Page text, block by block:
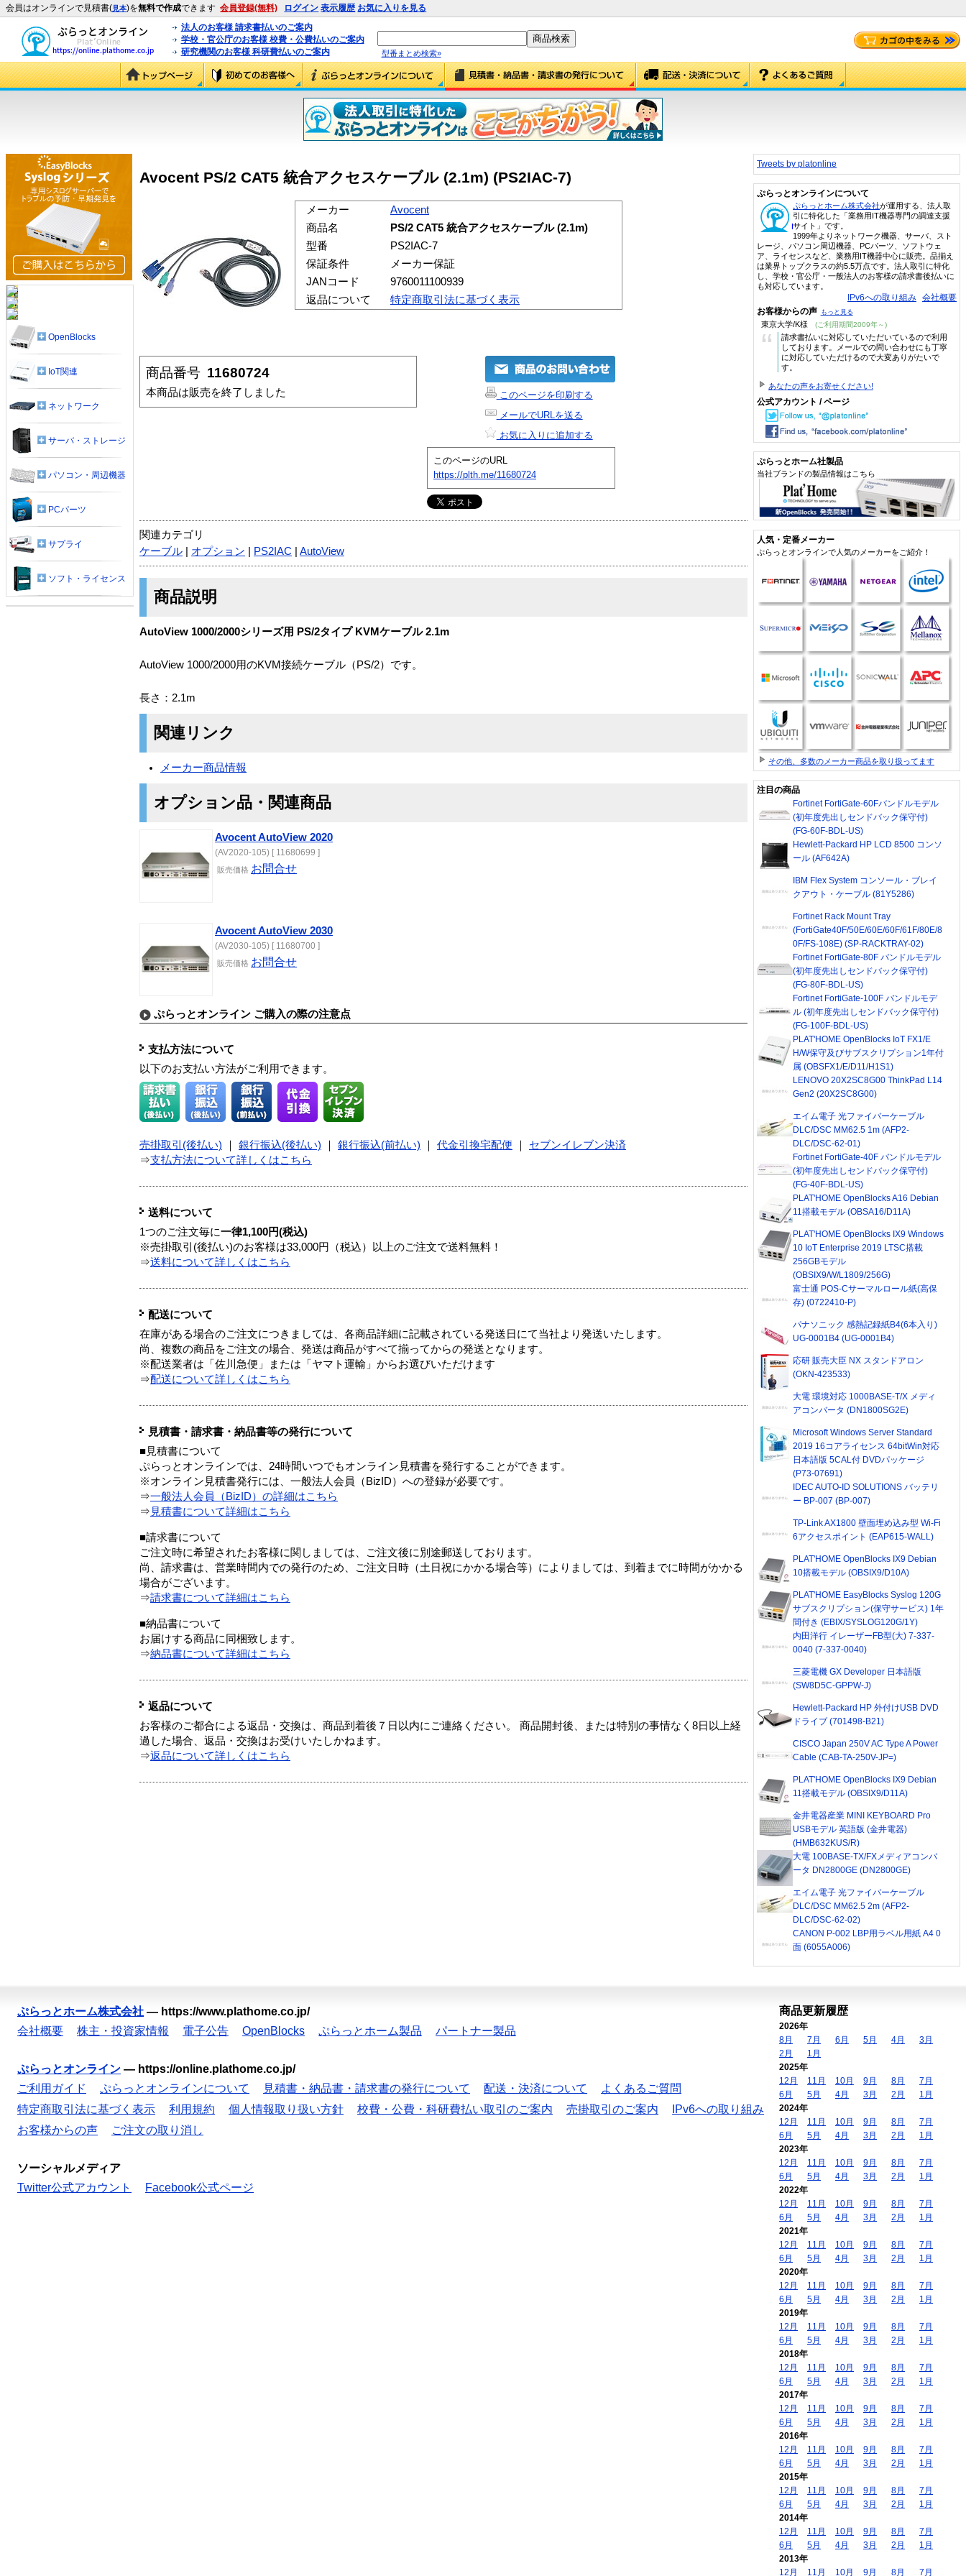
会員はオンラインで見積書(見本)を無料で作成できます 会員登録(無料) ログイン 表示履歴 お気に入りを見る
法人のお客様 請求書払いのご案内
学校・官公庁のお客様 校費・公費払いのご案内
研究機関のお客様 科研費払いのご案内
型番まとめ検索»
Avocent PS/2 CAT5 統合アクセスケーブル (2.1m) (PS2IAC-7)
メーカー
Avocent
商品名
PS/2 CAT5 統合アクセスケーブル (2.1m)
型番
PS2IAC-7
保証条件
メーカー保証
JANコード
9760011100939
返品について
特定商取引法に基づく表示
商品番号 11680724
本商品は販売を終了しました
このページを印刷する
メールでURLを送る
お気に入りに追加する
このページのURL
https://plth.me/11680724
関連カテゴリ
ケーブル
オプション PS2IAC AutoView
商品説明
AutoView 1000/2000シリーズ用 PS/2タイプ KVMケーブル 2.1m
AutoView 1000/2000用のKVM接続ケーブル（PS/2）です。
長さ：2.1m
関連リンク
メーカー商品情報
オプション品・関連商品
Avocent AutoView 2020
(AV2020-105) [ 11680699 ]
販売価格 お問合せ
Avocent AutoView 2030
(AV2030-105) [ 11680700 ]
販売価格 お問合せ
ぷらっとオンライン ご購入の際の注意点
支払方法について
以下のお支払い方法がご利用できます。
売掛取引(後払い) 銀行振込(後払い) 銀行振込(前払い) 代金引換宅配便
セブンイレブン決済
⇒支払方法について詳しくはこちら
送料について
1つのご注文毎に一律1,100円(税込)
※売掛取引(後払い)のお客様は33,000円（税込）以上のご注文で送料無料！
⇒送料について詳しくはこちら
配送について
在庫がある場合のご注文につきましては、各商品詳細に記載されている発送日にて当社より発送いたします。
尚、複数の商品をご注文の場合、発送は商品がすべて揃ってからの発送となります。
※配送業者は「佐川急便」または「ヤマト運輸」からお選びいただけます
⇒配送について詳しくはこちら
見積書・請求書・納品書等の発行について
■見積書について
ぷらっとオンラインでは、24時間いつでもオンライン見積書を発行することができます。
※オンライン見積書発行には、一般法人会員（BizID）への登録が必要です。
⇒一般法人会員（BizID）の詳細はこちら
⇒ 見積書について詳細はこちら
■請求書について
ご注文時に希望されたお客様に関しましては、ご注文後に別途郵送しております。
尚、請求書は、営業時間内での発行のため、ご注文日時（土日祝にかかる場合等）によりましては、到着までに時間がかかる
場合がございます。
⇒請求書について詳細はこちら
■納品書について
お届けする商品に同梱致します。
⇒納品書について詳細はこちら
返品について
お客様のご都合による返品・交換は、商品到着後７日以内にご連絡ください。 商品開封後、または特別の事情なく8日以上経
過した場合、返品・交換はお受けいたしかねます。
⇒返品について詳しくはこちら
OpenBlocks
IoT関連
ネットワーク
サーバ・ストレージ
パソコン・周辺機器
PCパーツ
サプライ
ソフト・ライセンス
Tweets by platonline
ぷらっとオンラインについて
ぷらっとホーム株式会社が運用する、法人取
引に特化した「業務用IT機器専門の調達支援
サイト」です。
1999年よりネットワーク機器、サーバ、スト
レージ、パソコン周辺機器、PCパーツ、ソフトウェ
ア、ライセンスなど、業務用IT機器中心に販売。品揃え
は業界トップクラスの約5.5万点です。法人取引に特化
し、学校・官公庁・一般法人のお客様の請求書後払いに
も対応しています。
IPv6への取り組み 会社概要
お客様からの声 もっと見る
東京大学/K様 (ご利用期間2009年～)
“
請求書払いに対応していただいているので利用
しております。メールでの問い合わせにも丁寧
に対応していただけるので大変ありがたいで
す。
あなたの声をお寄せください!
公式アカウント / ページ
ぷらっとホーム社製品
当社ブランドの製品情報はこちら
人気・定番メーカー
ぷらっとオンラインで人気のメーカーをご紹介！
その他、多数のメーカー商品を取り扱ってます
注目の商品
Fortinet FortiGate-60Fバンドルモデル
(初年度先出しセンドバック保守付)
(FG-60F-BDL-US)
Hewlett-Packard HP LCD 8500 コンソ
ール (AF642A)
IBM Flex System コンソール・ブレイ
クアウト・ケーブル (81Y5286)
Fortinet Rack Mount Tray
(FortiGate40F/50E/60E/60F/61F/80E/8
0F/FS-108E) (SP-RACKTRAY-02)
Fortinet FortiGate-80F バンドルモデル
(初年度先出しセンドバック保守付)
(FG-80F-BDL-US)
Fortinet FortiGate-100F バンドルモデ
ル (初年度先出しセンドバック保守付)
(FG-100F-BDL-US)
PLAT'HOME OpenBlocks IoT FX1/E
H/W保守及びサブスクリプション1年付
属 (OBSFX1/E/D11/H1S1)
LENOVO 20X2SC8G00 ThinkPad L14
Gen2 (20X2SC8G00)
エイム電子 光ファイバーケーブル
DLC/DSC MM62.5 1m (AFP2-
DLC/DSC-62-01)
Fortinet FortiGate-40F バンドルモデル
(初年度先出しセンドバック保守付)
(FG-40F-BDL-US)
PLAT'HOME OpenBlocks A16 Debian
11搭載モデル (OBSA16/D11A)
PLAT'HOME OpenBlocks IX9 Windows
10 IoT Enterprise 2019 LTSC搭載
256GBモデル
(OBSIX9/W/L1809/256G)
富士通 POS-Cサーマルロール紙(高保
存) (0722410-P)
パナソニック 感熱記録紙B4(6本入り)
UG-0001B4 (UG-0001B4)
応研 販売大臣 NX スタンドアロン
(OKN-423533)
大電 環境対応 1000BASE-T/X メディ
アコンバータ (DN1800SG2E)
Microsoft Windows Server Standard
2019 16コアライセンス 64bitWin対応
日本語版 5CAL付 DVDパッケージ
(P73-07691)
IDEC AUTO-ID SOLUTIONS バッテリ
ー BP-007 (BP-007)
TP-Link AX1800 壁面埋め込み型 Wi-Fi
6アクセスポイント (EAP615-WALL)
PLAT'HOME OpenBlocks IX9 Debian
10搭載モデル (OBSIX9/D10A)
PLAT'HOME EasyBlocks Syslog 120G
サブスクリプション(保守サービス) 1年
間付き (EBIX/SYSLOG120G/1Y)
内田洋行 イレーザーFB型(大) 7-337-
0040 (7-337-0040)
三菱電機 GX Developer 日本語版
(SW8D5C-GPPW-J)
Hewlett-Packard HP 外付けUSB DVD
ドライブ (701498-B21)
CISCO Japan 250V AC Type A Power
Cable (CAB-TA-250V-JP=)
PLAT'HOME OpenBlocks IX9 Debian
11搭載モデル (OBSIX9/D11A)
金井電器産業 MINI KEYBOARD Pro
USBモデル 英語版 (金井電器)
(HMB632KUS/R)
大電 100BASE-TX/FXメディアコンバ
ータ DN2800GE (DN2800GE)
エイム電子 光ファイバーケーブル
DLC/DSC MM62.5 2m (AFP2-
DLC/DSC-62-02)
CANON P-002 LBP用ラベル用紙 A4 0
面 (6055A006)
ぷらっとホーム株式会社 — https://www.plathome.co.jp/
会社概要
株主・投資家情報 電子公告 OpenBlocks ぷらっとホーム製品 パートナー製品
ぷらっとオンライン — https://online.plathome.co.jp/
ご利用ガイド
ぷらっとオンラインについて 見積書・納品書・請求書の発行について 配送・決済について
よくあるご質問
特定商取引法に基づく表示
利用規約 個人情報取り扱い方針 校費・公費・科研費払い取引のご案内 売掛取引のご案内
IPv6への取り組み
お客様からの声
ご注文の取り消し
ソーシャルメディア
Twitter公式アカウント
Facebook公式ページ
商品更新履歴
2026年
8月
7月 6月 5月 4月
3月
2月
1月
2025年
12月
11月 10月 9月 8月
7月
6月
5月 4月 3月 2月
1月
2024年
12月
11月 10月 9月 8月
7月
6月
5月 4月 3月 2月
1月
2023年
12月
11月 10月 9月 8月
7月
6月
5月 4月 3月 2月
1月
2022年
12月
11月 10月 9月 8月
7月
6月
5月 4月 3月 2月
1月
2021年
12月
11月 10月 9月 8月
7月
6月
5月 4月 3月 2月
1月
2020年
12月
11月 10月 9月 8月
7月
6月
5月 4月 3月 2月
1月
2019年
12月
11月 10月 9月 8月
7月
6月
5月 4月 3月 2月
1月
2018年
12月
11月 10月 9月 8月
7月
6月
5月 4月 3月 2月
1月
2017年
12月
11月 10月 9月 8月
7月
6月
5月 4月 3月 2月
1月
2016年
12月
11月 10月 9月 8月
7月
6月
5月 4月 3月 2月
1月
2015年
12月
11月 10月 9月 8月
7月
6月
5月 4月 3月 2月
1月
2014年
12月
11月 10月 9月 8月
7月
6月
5月 4月 3月 2月
1月
2013年
12月
11月 10月 9月 8月 7月